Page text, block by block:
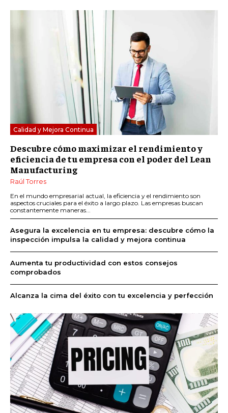
Calidad y Mejora Continua
Descubre cómo maximizar el rendimiento y
eficiencia de tu empresa con el poder del Lean
Manufacturing
Raúl Torres
En el mundo empresarial actual, la eficiencia y el rendimiento son
aspectos cruciales para el éxito a largo plazo. Las empresas buscan
constantemente maneras...
Asegura la excelencia en tu empresa: descubre cómo la
inspección impulsa la calidad y mejora continua
Aumenta tu productividad con estos consejos
comprobados
Alcanza la cima del éxito con tu excelencia y perfección